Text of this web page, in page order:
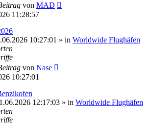
von MAD
11:28:57
10:27:01 » in Worldwide Flughäfen
von Nase
10:27:01
12:17:03 » in Worldwide Flughäfen